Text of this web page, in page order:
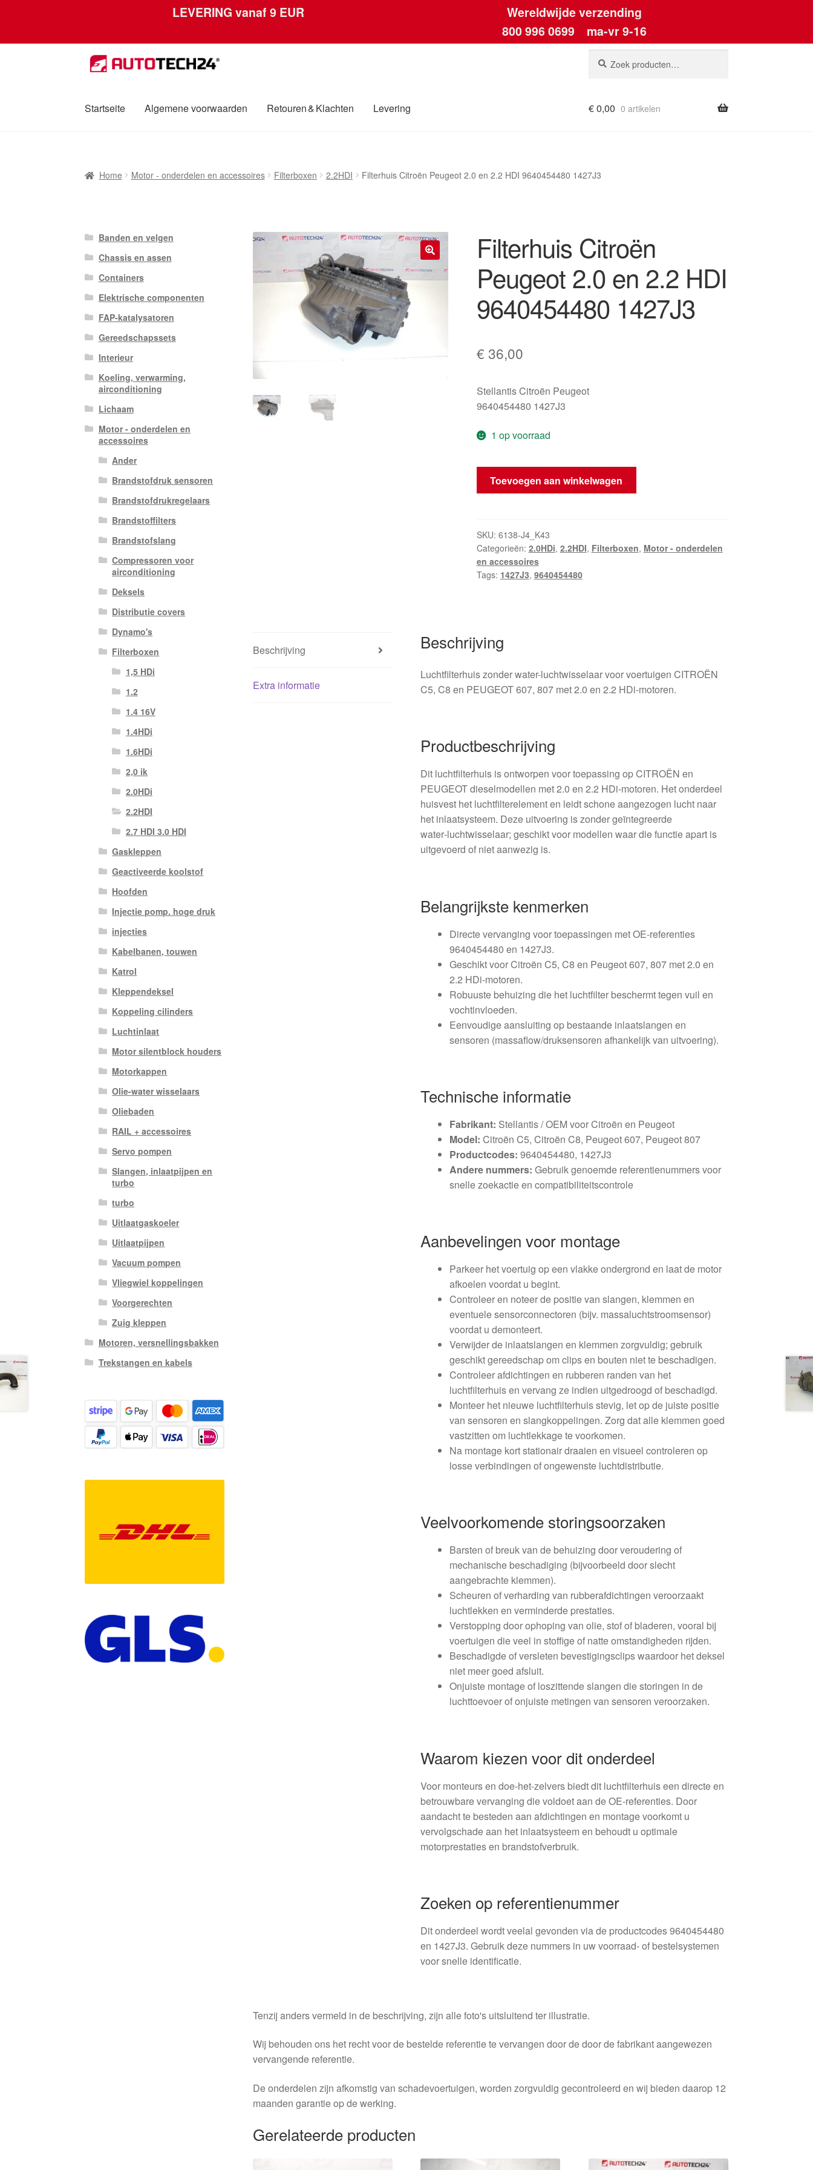
LEVERING vanaf 9 EUR
Wereldwijde verzending
800 996 0699 ma-vr 9-16
Ga
door
navigatie
Ga
naar
inhoud
naar:
Startseite Algemene voorwaarden Retouren & Klachten Levering
Over ons PrivacybeleidWereldwijde verzendingWinkelwagen
€0,00 0 artikelen
Home Motor - onderdelen en accessoires Filterboxen 2.2HDI Filterhuis Citroën Peugeot 2.0 en 2.2 HDI 9640454480 1427J3
🔍
Filterhuis Citroën
Peugeot 2.0 en 2.2 HDI
9640454480 1427J3
€ 36,00
Stellantis Citroën Peugeot
9640454480 1427J3
1 op voorraad
Filterhuis
Citroën
en
2.2
HDI
9640454480
Toevoegen aan winkelwagen
SKU: 6138-J4_K43
Categorieën: 2.0HDi, 2.2HDI, Filterboxen, Motor - onderdelen
en accessoires
Tags: 1427J3, 9640454480
Beschrijving
Extra informatie
Beschrijving
Luchtfilterhuis zonder water-luchtwisselaar voor voertuigen CITROËN
C5, C8 en PEUGEOT 607, 807 met 2.0 en 2.2 HDi-motoren.
Productbeschrijving
Dit luchtfilterhuis is ontworpen voor toepassing op CITROËN en
PEUGEOT dieselmodellen met 2.0 en 2.2 HDi-motoren. Het onderdeel
huisvest het luchtfilterelement en leidt schone aangezogen lucht naar
het inlaatsysteem. Deze uitvoering is zonder geïntegreerde
water‑luchtwisselaar; geschikt voor modellen waar die functie apart is
uitgevoerd of niet aanwezig is.
Belangrijkste kenmerken
Directe vervanging voor toepassingen met OE-referenties
9640454480 en 1427J3.
Geschikt voor Citroën C5, C8 en Peugeot 607, 807 met 2.0 en
2.2 HDi-motoren.
Robuuste behuizing die het luchtfilter beschermt tegen vuil en
vochtinvloeden.
Eenvoudige aansluiting op bestaande inlaatslangen en
sensoren (massaflow/druksensoren afhankelijk van uitvoering).
Technische informatie
Fabrikant: Stellantis / OEM voor Citroën en Peugeot
Model: Citroën C5, Citroën C8, Peugeot 607, Peugeot 807
Productcodes: 9640454480, 1427J3
Andere nummers: Gebruik genoemde referentienummers voor
snelle zoekactie en compatibiliteitscontrole
Aanbevelingen voor montage
Parkeer het voertuig op een vlakke ondergrond en laat de motor
afkoelen voordat u begint.
Controleer en noteer de positie van slangen, klemmen en
eventuele sensorconnectoren (bijv. massaluchtstroomsensor)
voordat u demonteert.
Verwijder de inlaatslangen en klemmen zorgvuldig; gebruik
geschikt gereedschap om clips en bouten niet te beschadigen.
Controleer afdichtingen en rubberen randen van het
luchtfilterhuis en vervang ze indien uitgedroogd of beschadigd.
Monteer het nieuwe luchtfilterhuis stevig, let op de juiste positie
van sensoren en slangkoppelingen. Zorg dat alle klemmen goed
vastzitten om luchtlekkage te voorkomen.
Na montage kort stationair draaien en visueel controleren op
losse verbindingen of ongewenste luchtdistributie.
Veelvoorkomende storingsoorzaken
Barsten of breuk van de behuizing door veroudering of
mechanische beschadiging (bijvoorbeeld door slecht
aangebrachte klemmen).
Scheuren of verharding van rubberafdichtingen veroorzaakt
luchtlekken en verminderde prestaties.
Verstopping door ophoping van olie, stof of bladeren, vooral bij
voertuigen die veel in stoffige of natte omstandigheden rijden.
Beschadigde of versleten bevestigingsclips waardoor het deksel
niet meer goed afsluit.
Onjuiste montage of loszittende slangen die storingen in de
luchttoevoer of onjuiste metingen van sensoren veroorzaken.
Waarom kiezen voor dit onderdeel
Voor monteurs en doe-het-zelvers biedt dit luchtfilterhuis een directe en
betrouwbare vervanging die voldoet aan de OE-referenties. Door
aandacht te besteden aan afdichtingen en montage voorkomt u
vervolgschade aan het inlaatsysteem en behoudt u optimale
motorprestaties en brandstofverbruik.
Zoeken op referentienummer
Dit onderdeel wordt veelal gevonden via de productcodes 9640454480
en 1427J3. Gebruik deze nummers in uw voorraad- of bestelsystemen
voor snelle identificatie.
Tenzij anders vermeld in de beschrijving, zijn alle foto's uitsluitend ter illustratie.
Wij behouden ons het recht voor de bestelde referentie te vervangen door de door de fabrikant aangewezen
vervangende referentie.
De onderdelen zijn afkomstig van schadevoertuigen, worden zorgvuldig gecontroleerd en wij bieden daarop 12
maanden garantie op de werking.
Gerelateerde producten
Banden en velgen
Chassis en assen
Containers
Elektrische componenten
FAP-katalysatoren
Gereedschapssets
Interieur
Koeling, verwarming,
airconditioning
Lichaam
Motor - onderdelen en
accessoires
Ander
Brandstofdruk sensoren
Brandstofdrukregelaars
Brandstoffilters
Brandstofslang
Compressoren voor
airconditioning
Deksels
Distributie covers
Dynamo's
Filterboxen
1,5 HDi
1.2
1.4 16V
1.4HDi
1.6HDi
2,0 ik
2.0HDi
2.2HDI
2.7 HDI 3.0 HDI
Gaskleppen
Geactiveerde koolstof
Hoofden
Injectie pomp. hoge druk
injecties
Kabelbanen, touwen
Katrol
Kleppendeksel
Koppeling cilinders
Luchtinlaat
Motor silentblock houders
Motorkappen
Olie-water wisselaars
Oliebaden
RAIL + accessoires
Servo pompen
Slangen, inlaatpijpen en
turbo
turbo
Uitlaatgaskoeler
Uitlaatpijpen
Vacuum pompen
Vliegwiel koppelingen
Voorgerechten
Zuig kleppen
Motoren, versnellingsbakken
Trekstangen en kabels